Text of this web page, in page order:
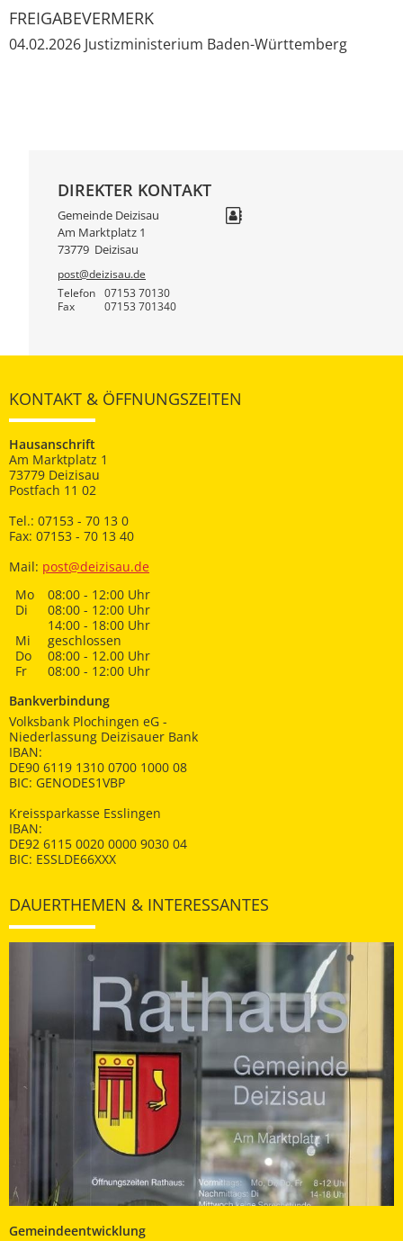
FREIGABEVERMERK
04.02.2026 Justizministerium Baden-Württemberg
DIREKTER KONTAKT
Gemeinde Deizisau
Am Marktplatz 1
73779 Deizisau
post@deizisau.de
Telefon
07153 70130
Fax 07153 701340
KONTAKT & ÖFFNUNGSZEITEN
Hausanschrift
Am Marktplatz 1
73779 Deizisau
Postfach 11 02
Tel.: 07153 - 70 13 0
Fax: 07153 - 70 13 40
Mail: post@deizisau.de
Mo
08:00 - 12:00 Uhr
Di
08:00 - 12:00 Uhr
14:00 - 18:00 Uhr
Mi
geschlossen
Do
08:00 - 12.00 Uhr
Fr
08:00 - 12:00 Uhr
Bankverbindung
Volksbank Plochingen eG -
Niederlassung Deizisauer Bank
IBAN:
DE90 6119 1310 0700 1000 08
BIC: GENODES1VBP
Kreissparkasse Esslingen
IBAN:
DE92 6115 0020 0000 9030 04
BIC: ESSLDE66XXX
DAUERTHEMEN & INTERESSANTES
Gemeindeentwicklung